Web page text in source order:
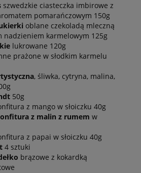
szwedzkie ciasteczka imbirowe z
pomarańczowym 150g
oblane czekoladą mleczną
nadzieniem karmelowym 125g
lukrowane 120g
prażone w słodkim karmelu
, śliwka, cytryna, malina,
50g
z mango w słoiczku 40g
z malin z rumem w
z papai w słoiczku 40g
4 sztuki
brązowe z kokardką